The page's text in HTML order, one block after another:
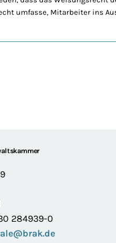
umfasse, Mitarbeiter ins
284939-0